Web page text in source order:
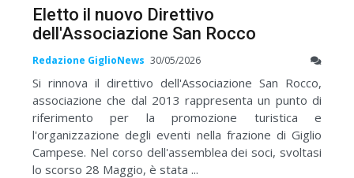
Eletto il nuovo Direttivo
dell'Associazione San Rocco
Redazione GiglioNews 30/05/2026
Si rinnova il direttivo dell'Associazione San Rocco,
associazione che dal 2013 rappresenta un punto di
riferimento per la promozione turistica e
l'organizzazione degli eventi nella frazione di Giglio
Campese. Nel corso dell'assemblea dei soci, svoltasi
lo scorso 28 Maggio, è stata ...